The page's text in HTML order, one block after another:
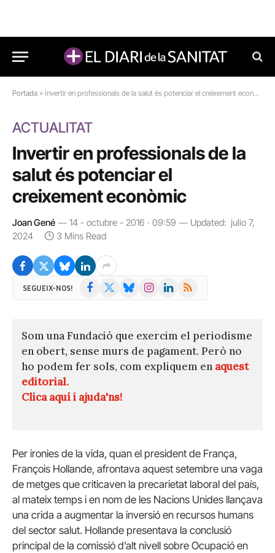
Portada » Invertir en professionals de la salut és potenciar el creixement econòmic
ACTUALITAT
Invertir en professionals de la
salut és potenciar el
creixement econòmic
Joan Gené 14 - octubre - 2016 · 09:59 Updated: julio 7,
2024
3 Mins Read
SEGUEIX-NOS! Facebook BlueskyInstagramLinkedIn
RSS
Som una Fundació que exercim el periodisme
en obert, sense murs de pagament. Però no
ho podem fer sols, com expliquem en aquest
editorial.
Clica aquí i ajuda'ns!
Per ironies de la vida, quan el president de França,
François Hollande, afrontava aquest setembre una vaga
de metges que criticaven la precarietat laboral del país,
al mateix temps i en nom de les Nacions Unides llançava
una crida a augmentar la inversió en recursos humans
del sector salut. Hollande presentava la conclusió
principal de la comissió d’alt nivell sobre Ocupació en